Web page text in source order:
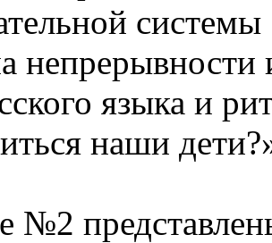
непрерывности
языка и
наши
№2